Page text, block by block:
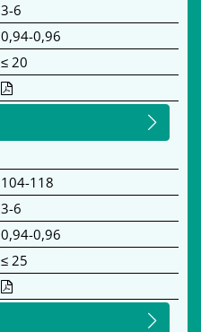
3-6
0,94-0,96
≤ 20
104-118
3-6
0,94-0,96
≤ 25